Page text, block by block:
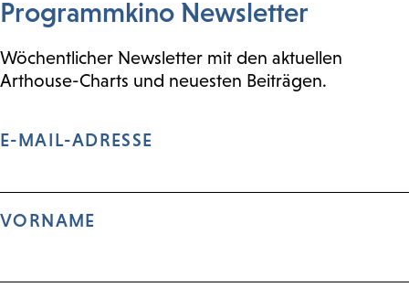
Programmkino Newsletter
Wöchentlicher Newsletter mit den aktuellen
Arthouse-Charts und neuesten Beiträgen.
E-MAIL-ADRESSE
VORNAME